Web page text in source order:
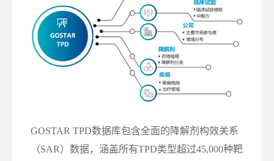
GOSTAR TPD数据库包含全面的降解剂构效关系
（SAR）数据，涵盖所有TPD类型超过45,000种靶